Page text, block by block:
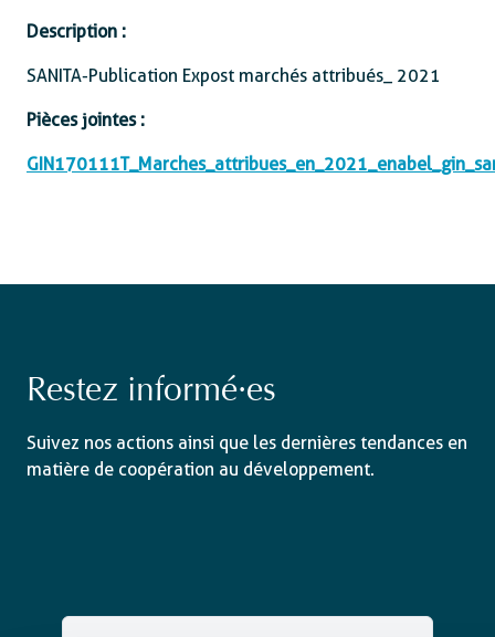
Description :
SANITA-Publication Expost marchés attribués_ 2021
Pièces jointes :
Restez informé·es
Suivez nos actions ainsi que les dernières tendances en
matière de coopération au développement.
Email